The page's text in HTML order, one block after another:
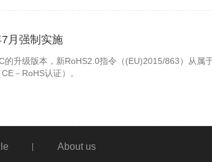
月强制实施
的升级版本，新RoHS2.0指令（(EU)2015/863）从属
－RoHS认证）。
About us